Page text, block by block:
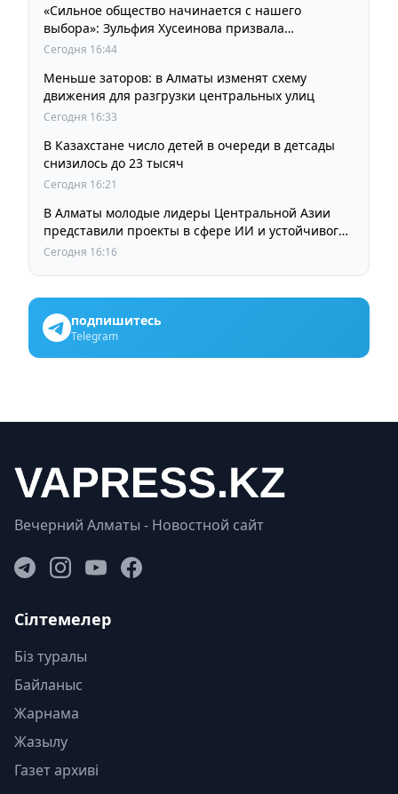
«Сильное общество начинается с нашего
выбора»: Зульфия Хусеинова призвала
казахстанцев принять участие в выборах
Сегодня 16:44
Меньше заторов: в Алматы изменят схему
движения для разгрузки центральных улиц
Сегодня 16:33
В Казахстане число детей в очереди в детсады
снизилось до 23 тысяч
Сегодня 16:21
В Алматы молодые лидеры Центральной Азии
представили проекты в сфере ИИ и устойчивого
развития
Сегодня 16:16
подпишитесь
Telegram
Вечерний Алматы - Новостной сайт
Сілтемелер
Біз туралы
Байланыс
Жарнама
Жазылу
Газет архиві